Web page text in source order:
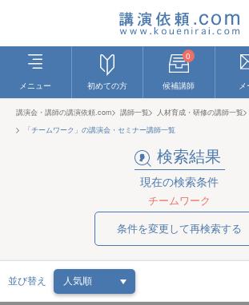
メニュー 初めての方
0
候補講師
講演会・講師の講演依頼.com 講師一覧 人材育成・研修の講師一覧
「チームワーク」の講演会・セミナー講師一覧
検索結果
現在の検索条件
チームワーク
条件を変更して再検索する
並び替え